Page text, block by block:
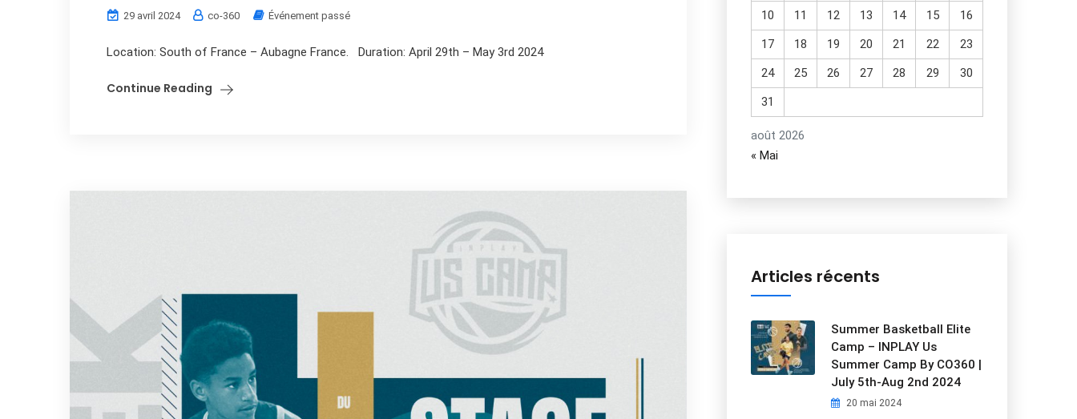
29 avril 2024 co-360 Événement passé
Location: South of France – Aubagne France. Duration: April 29th – May 3rd 2024
Continue Reading
août 2026
10
11 12 13 14 15
16
17
18 19 20 21 22
23
24
25 26 27 28 29
30
31
« Mai
Articles récents
Summer Basketball Elite
Camp – INPLAY Us
Summer Camp By CO360 |
July 5th-Aug 2nd 2024
20 mai 2024